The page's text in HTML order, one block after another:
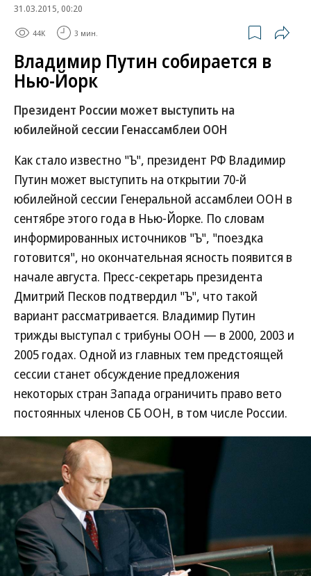
31.03.2015, 00:20
44K 3 мин.
Владимир Путин собирается в
Нью-Йорк
Президент России может выступить на
юбилейной сессии Генассамблеи ООН
Как стало известно "Ъ", президент РФ Владимир
Путин может выступить на открытии 70-й
юбилейной сессии Генеральной ассамблеи ООН в
сентябре этого года в Нью-Йорке. По словам
информированных источников "Ъ", "поездка
готовится", но окончательная ясность появится в
начале августа. Пресс-секретарь президента
Дмитрий Песков подтвердил "Ъ", что такой
вариант рассматривается. Владимир Путин
трижды выступал с трибуны ООН — в 2000, 2003 и
2005 годах. Одной из главных тем предстоящей
сессии станет обсуждение предложения
некоторых стран Запада ограничить право вето
постоянных членов СБ ООН, в том числе России.